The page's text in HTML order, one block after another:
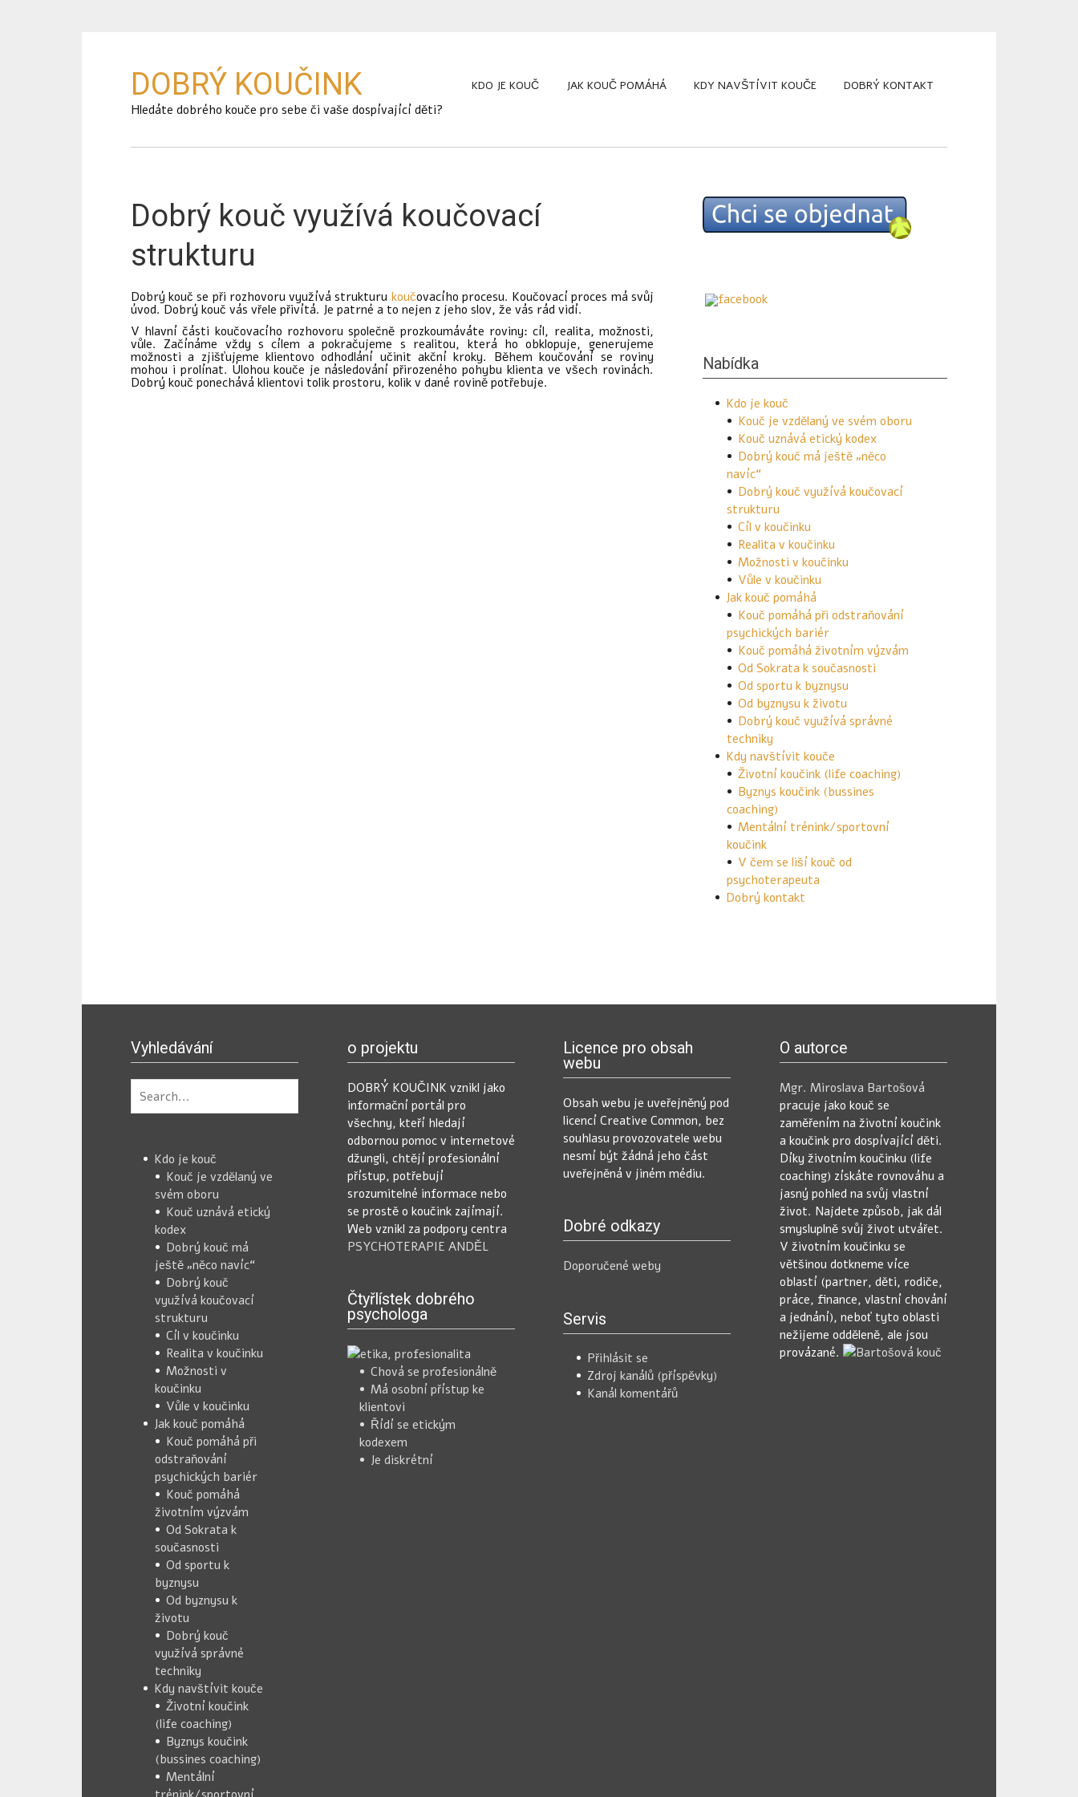
DOBRÝ KOUČINK
Hledáte dobrého kouče pro sebe či vaše dospívající děti?
KDO JE KOUČ JAK KOUČ POMÁHÁ KDY NAVŠTÍVIT KOUČE DOBRÝ KONTAKT
Dobrý kouč využívá koučovací
strukturu
Dobrý kouč se při rozhovoru využívá strukturu koučovacího procesu. Koučovací proces má svůj
úvod. Dobrý kouč vás vřele přivítá. Je patrné a to nejen z jeho slov, že vás rád vidí.
V hlavní části koučovacího rozhovoru společně prozkoumáváte roviny: cíl, realita, možnosti,
vůle. Začínáme vždy s cílem a pokračujeme s realitou, která ho obklopuje, generujeme
možnosti a zjišťujeme klientovo odhodlání učinit akční kroky. Během koučování se roviny
mohou i prolínat. Úlohou kouče je následování přirozeného pohybu klienta ve všech rovinách.
Dobrý kouč ponechává klientovi tolik prostoru, kolik v dané rovině potřebuje.
Nabídka
Kdo je kouč
Kouč je vzdělaný ve svém oboru
Kouč uznává etický kodex
Dobrý kouč má ještě „něco
navíc“
Dobrý kouč využívá koučovací
strukturu
Cíl v koučinku
Realita v koučinku
Možnosti v koučinku
Vůle v koučinku
Jak kouč pomáhá
Kouč pomáhá při odstraňování
psychických bariér
Kouč pomáhá životním výzvám
Od Sokrata k současnosti
Od sportu k byznysu
Od byznysu k životu
Dobrý kouč využívá správné
techniky
Kdy navštívit kouče
Životní koučink (life coaching)
Byznys koučink (bussines
coaching)
Mentální trénink/sportovní
koučink
V čem se liší kouč od
psychoterapeuta
Dobrý kontakt
Vyhledávání
Kdo je kouč
Kouč je vzdělaný ve
svém oboru
Kouč uznává etický
kodex
Dobrý kouč má
ještě „něco navíc“
Dobrý kouč
využívá koučovací
strukturu
Cíl v koučinku
Realita v koučinku
Možnosti v
koučinku
Vůle v koučinku
Jak kouč pomáhá
Kouč pomáhá při
odstraňování
psychických bariér
Kouč pomáhá
životním výzvám
Od Sokrata k
současnosti
Od sportu k
byznysu
Od byznysu k
životu
Dobrý kouč
využívá správné
techniky
Kdy navštívit kouče
Životní koučink
(life coaching)
Byznys koučink
(bussines coaching)
Mentální
o projektu
DOBRÝ KOUČINK vznikl jako
informační portál pro
všechny, kteří hledají
odbornou pomoc v internetové
džungli, chtějí profesionální
přístup, potřebují
srozumitelné informace nebo
se prostě o koučink zajímají.
Web vznikl za podpory centra
PSYCHOTERAPIE ANDĚL
Čtyřlístek dobrého
psychologa
Chová se profesionálně
Má osobní přístup ke
klientovi
Řídí se etickým
kodexem
Je diskrétní
Licence pro obsah
webu
Obsah webu je uveřejněný pod
licencí Creative Common, bez
souhlasu provozovatele webu
nesmí být žádná jeho část
uveřejněná v jiném médiu.
Dobré odkazy
Doporučené weby
Servis
Přihlásit se
Zdroj kanálů (příspěvky)
Kanál komentářů
O autorce
Mgr. Miroslava Bartošová
pracuje jako kouč se
zaměřením na životní koučink
a koučink pro dospívající děti.
Díky životním koučinku (life
coaching) získáte rovnováhu a
jasný pohled na svůj vlastní
život. Najdete způsob, jak dál
smysluplně svůj život utvářet.
V životním koučinku se
většinou dotkneme více
oblastí (partner, děti, rodiče,
práce, finance, vlastní chování
a jednání), neboť tyto oblasti
nežijeme odděleně, ale jsou
provázané.